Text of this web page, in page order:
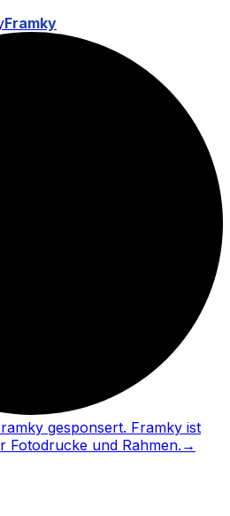
Framky
gesponsert. Framky ist
Fotodrucke und Rahmen. →